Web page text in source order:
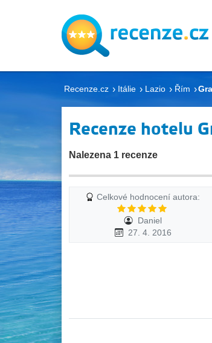
Recenze.cz Itálie Lazio Řím
Recenze hotelu
Nalezena 1 recenze
Celkové hodnocení autora:
Daniel
27. 4. 2016